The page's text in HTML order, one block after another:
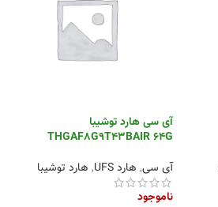
آی سی هارد توشیبا
THGAF8G9T43BAIR 64G
آی سی, هارد UFS , هارد توشیبا
ناموجود